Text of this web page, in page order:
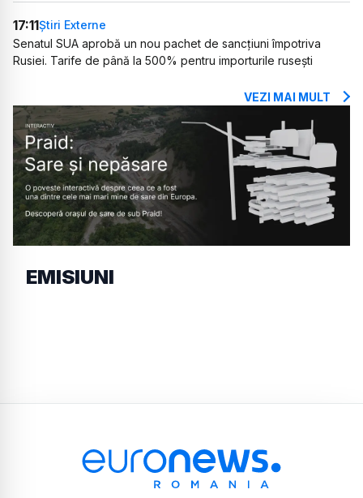
17:11Știri Externe
Senatul SUA aprobă un nou pachet de sancțiuni împotriva
Rusiei. Tarife de până la 500% pentru importurile rusești
VEZI MAI MULT
EMISIUNI